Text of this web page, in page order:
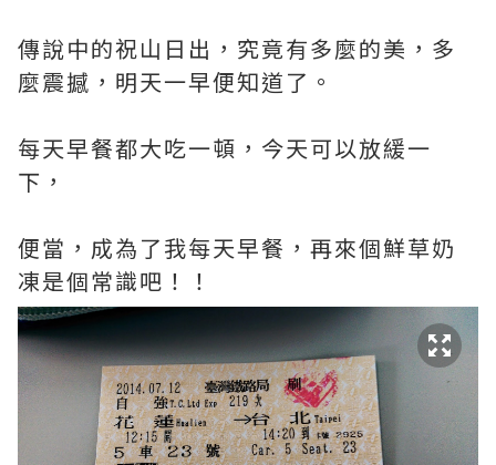
傳說中的祝山日出，究竟有多麼的美，多
麼震撼，明天一早便知道了。
每天早餐都大吃一頓，今天可以放緩一
下，
便當，成為了我每天早餐，再來個鮮草奶
凍是個常識吧！！